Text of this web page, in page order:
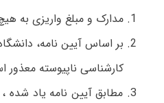
مدارک و مبلغ واریزی به
بر اساس آیین نامه،
کارشناسی ناپیوسته
مطابق آیین نامه یاد